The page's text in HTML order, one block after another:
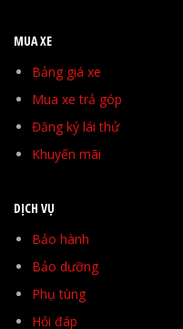
MUA XE
Bảng giá xe
Mua xe trả góp
Đăng ký lái thử
Khuyến mãi
DỊCH VỤ
Bảo hành
Bảo dưỡng
Phụ tùng
Hỏi đáp